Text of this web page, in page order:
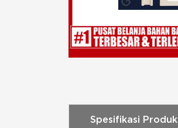
Spesifikasi Produk